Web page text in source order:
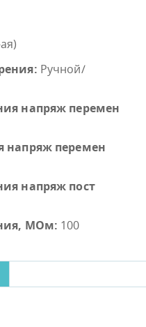
Ручной/
напряж перемен
напряж перемен
напряж пост
МОм: 100